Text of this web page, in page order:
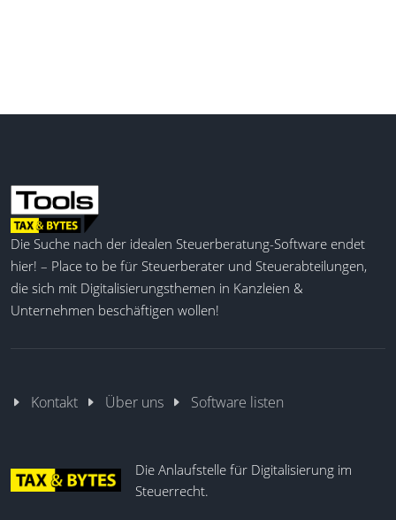
individuelle Bedürfnisse der Kanzlei eingehen zu
können.
Individualisierung des Systems
Automatisierter E-Mail-Versand
NLP, KI und BPMN-Technologien
Vertrag-& Dokumentenerstellung
KI Assistenz
Die Suche nach der idealen Steuerberatung-Software endet
hier! – Place to be für Steuerberater und Steuerabteilungen,
die sich mit Digitalisierungsthemen in Kanzleien &
Unternehmen beschäftigen wollen!
Kontakt Über uns Software listen
Die Anlaufstelle für Digitalisierung im
Steuerrecht.